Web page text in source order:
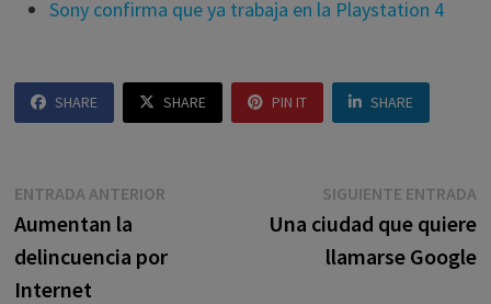
Sony confirma que ya trabaja en la Playstation 4
SHARE SHARE PIN IT SHARE
Navegación
de
entradas
ENTRADA ANTERIOREntrada
Aumentan la
delincuencia por
Internet
SIGUIENTE ENTRADA
Una ciudad que quiere
llamarse Google